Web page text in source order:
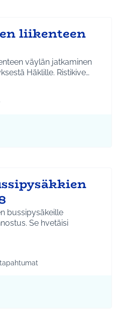
liikenteen
väylän jatkaminen
Häklille. Ristikive…
Hyrylä
mukaan: Infra ja liikenne
bussipysäkeille
Se hvetäisi
Kellokoski
teeman mukaan: Kulttuuri ja